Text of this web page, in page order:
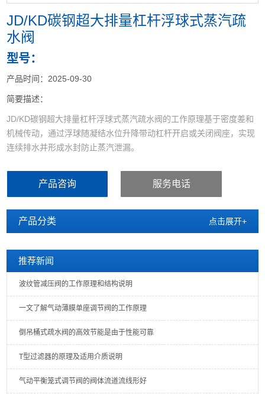
JD/KD碳钢超大排量杠杆浮球式蒸汽疏
水阀
型号：
产品时间：2025-09-30
简要描述：
JD/KD碳钢超大排量杠杆浮球式蒸汽疏水阀的工作原理基于密度差和
机械传动，通过浮球随凝结水位升降带动杠杆开启或关闭阀座，实现
连续排水并形成水封防止蒸汽泄漏。
产品咨询 服务电话
产品分类 点击展开+
推荐新闻
波纹管减压阀的工作原理和结构说明
一文了解气动薄膜单座调节阀的工作原理
倒吊桶式疏水阀的高效节能是由于性能可靠
T型过滤器的原理及适用介质说明
气动平衡笼式调节阀的阀体流道流线形好